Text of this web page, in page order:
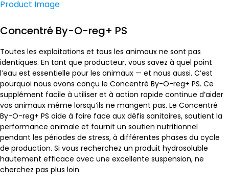
Concentré By-O-reg+ PS
Toutes les exploitations et tous les animaux ne sont pas
identiques. En tant que producteur, vous savez à quel point
l’eau est essentielle pour les animaux — et nous aussi. C’est
pourquoi nous avons conçu le Concentré By-O-reg+ PS. Ce
supplément facile à utiliser et à action rapide continue d’aider
vos animaux même lorsqu’ils ne mangent pas. Le Concentré
By-O-reg+ PS aide à faire face aux défis sanitaires, soutient la
performance animale et fournit un soutien nutritionnel
pendant les périodes de stress, à différentes phases du cycle
de production. Si vous recherchez un produit hydrosoluble
hautement efficace avec une excellente suspension, ne
cherchez pas plus loin.